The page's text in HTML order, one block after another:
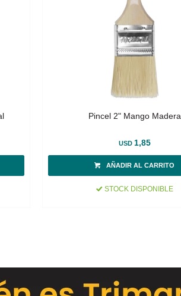
Pincel 2" Mango Madera
USD 1,85
STOCK DISPONIBLE